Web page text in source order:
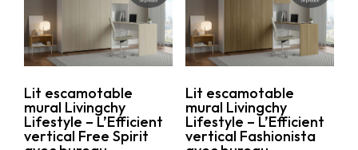
730,00 $
options
peuvent
être
choisies
la
page
du
produit
730,00 $
options
peuvent
être
choisies
la
page
du
produit
Lit escamotable
mural Livingchy
Lifestyle – L’Efficient
vertical Free Spirit
Lit escamotable
mural Livingchy
Lifestyle – L’Efficient
vertical Fashionista